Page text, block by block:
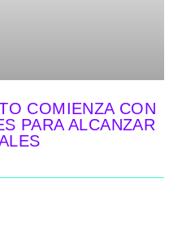
COMIENZA CON
PARA ALCANZAR